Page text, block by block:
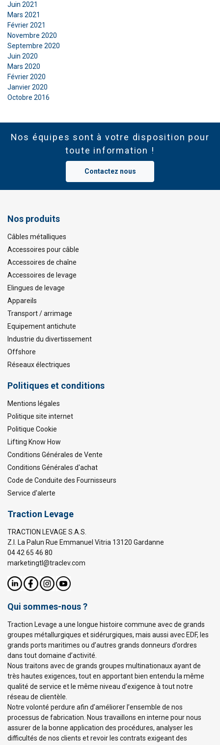
Juin 2021
Mars 2021
Février 2021
Novembre 2020
Septembre 2020
Juin 2020
Mars 2020
Février 2020
Janvier 2020
Octobre 2016
Nos équipes sont à votre disposition pour
toute information !
Contactez nous
Nos produits
Câbles métalliques
Accessoires pour câble
Accessoires de chaîne
Accessoires de levage
Elingues de levage
Appareils
Transport / arrimage
Equipement antichute
Industrie du divertissement
Offshore
Réseaux électriques
Politiques et conditions
Mentions légales
Politique site internet
Politique Cookie
Lifting Know How
Conditions Générales de Vente
Conditions Générales d'achat
Code de Conduite des Fournisseurs
Service d'alerte
Traction Levage
TRACTION LEVAGE S.A.S.
Z.I. La Palun Rue Emmanuel Vitria 13120 Gardanne
04 42 65 46 80
marketingtl@traclev.com
Qui sommes-nous ?
Traction Levage a une longue histoire commune avec de grands
groupes métallurgiques et sidérurgiques, mais aussi avec EDF, les
grands ports maritimes ou d’autres grands donneurs d’ordres
dans tout domaine d’activité.
Nous traitons avec de grands groupes multinationaux ayant de
très hautes exigences, tout en apportant bien entendu la même
qualité de service et le même niveau d’exigence à tout notre
réseau de clientèle.
Notre volonté perdure afin d’améliorer l’ensemble de nos
processus de fabrication. Nous travaillons en interne pour nous
assurer de la bonne application des procédures, analyser les
difficultés de nos clients et revoir les contrats exigeant des